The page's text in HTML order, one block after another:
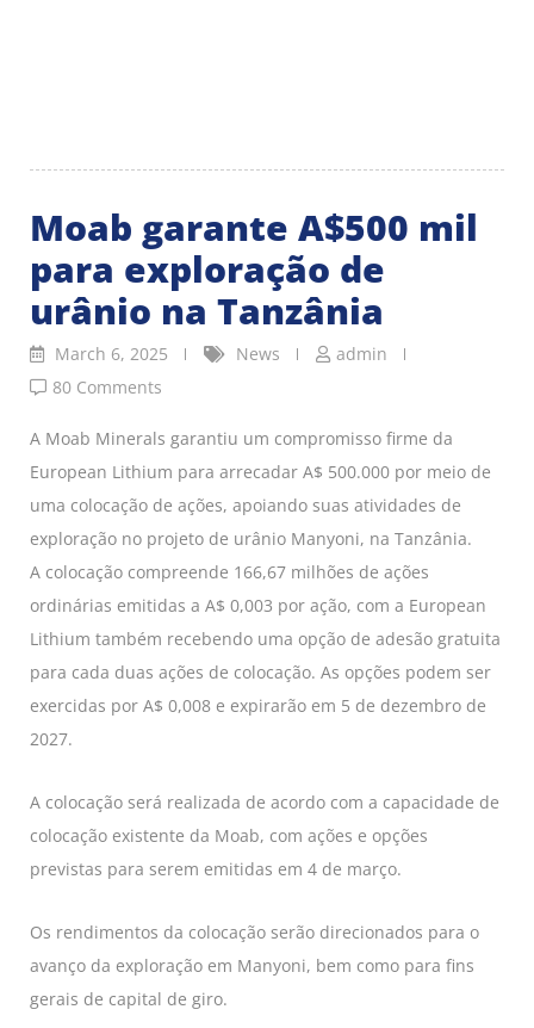
Moab garante A$500 mil
para exploração de
urânio na Tanzânia
March 6, 2025 News
admin
80 Comments
A Moab Minerals garantiu um compromisso firme da
European Lithium para arrecadar A$ 500.000 por meio de
uma colocação de ações, apoiando suas atividades de
exploração no projeto de urânio Manyoni, na Tanzânia.
A colocação compreende 166,67 milhões de ações
ordinárias emitidas a A$ 0,003 por ação, com a European
Lithium também recebendo uma opção de adesão gratuita
para cada duas ações de colocação. As opções podem ser
exercidas por A$ 0,008 e expirarão em 5 de dezembro de
2027.
A colocação será realizada de acordo com a capacidade de
colocação existente da Moab, com ações e opções
previstas para serem emitidas em 4 de março.
Os rendimentos da colocação serão direcionados para o
avanço da exploração em Manyoni, bem como para fins
gerais de capital de giro.